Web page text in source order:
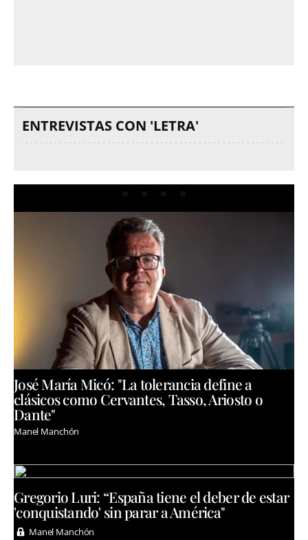
ENTREVISTAS CON 'LETRA'
José María Micó: "La tolerancia define a
clásicos como Cervantes, Tasso, Ariosto o
Dante"
Manel Manchón
Gregorio Luri: “España tiene el deber de estar
'conquistando' sin parar a América"
Manel Manchón